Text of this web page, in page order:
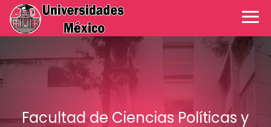
Facultad de Ciencias Políticas y